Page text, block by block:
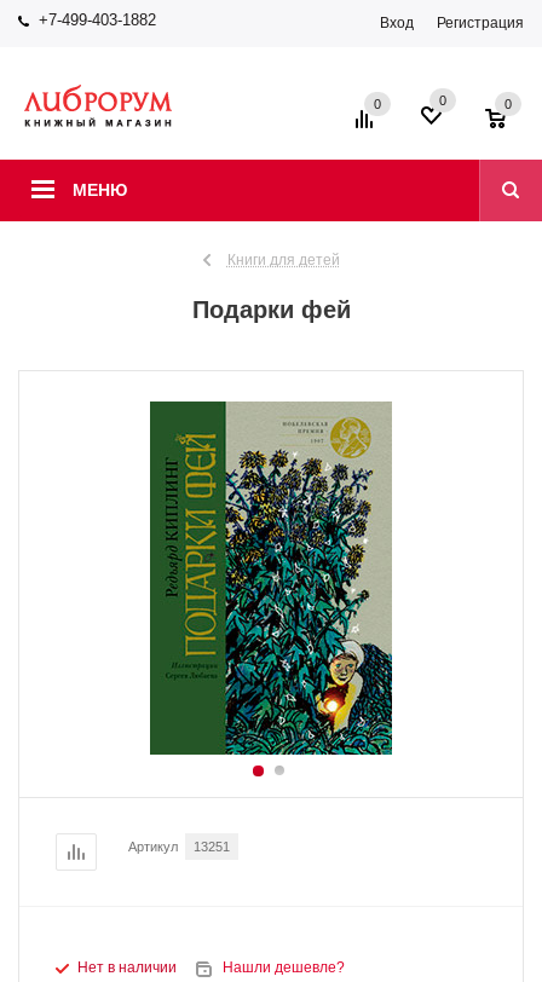
+7-499-403-1882 Вход Регистрация
МЕНЮ
0 0 0
Книги для детей
Подарки фей
Артикул 13251
Нет в наличии Нашли дешевле?